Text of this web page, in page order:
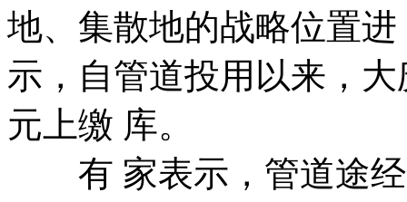
地、集散地的战略位置
示，自管道投用以来，
元上缴 库。
有 家表示，管道途经